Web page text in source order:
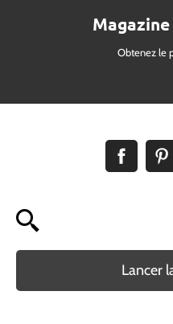
Magazine
Obtenez le
Lancer